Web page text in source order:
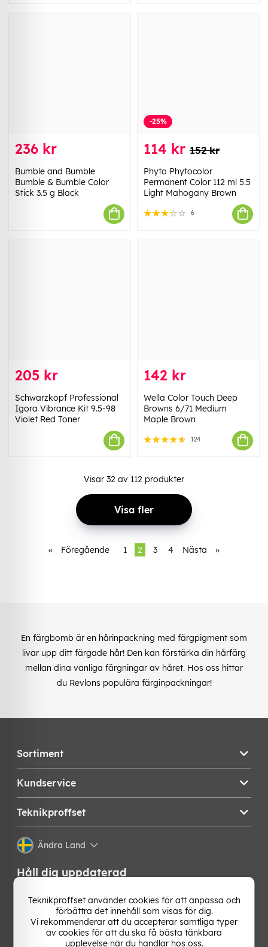
236 kr
Bumble and Bumble
Bumble & Bumble Color
Stick 3.5 g Black
-25%
114 kr 152 kr
Phyto Phytocolor
Permanent Color 112 ml 5.5
Light Mahogany Brown
6
205 kr
Schwarzkopf Professional
Igora Vibrance Kit 9.5-98
Violet Red Toner
142 kr
Wella Color Touch Deep
Browns 6/71 Medium
Maple Brown
124
Visar 32 av 112 produkter
Visa fler
« Föregående 1 2 3 4 Nästa »
En färgbomb är en hårinpackning med färgpigment som
livar upp ditt färgade hår! Den kan förstärka din hårfärg
mellan dina vanliga färgningar av håret. Hos oss hittar
du Revlons populära färginpackningar!
Sortiment
Kundservice
Teknikproffset
Ändra Land
Håll dig uppdaterad
Få de senaste nyheterna, hetaste erbjudandena och
bästa tipsen från oss direkt i din mejlkorg. Signa upp på
vårt nyhetsbrev!
Teknikproffset använder cookies för att anpassa och
förbättra det innehåll som visas för dig.
Vi rekommenderar att du accepterar samtliga typer
av cookies för att du ska få bästa tänkbara
upplevelse när du handlar hos oss.